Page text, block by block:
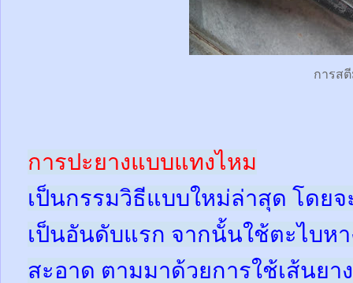
การส
การปะยางแบบแทงไหม
เป็นกรรมวิธีแบบใหม่ล่าสุด โดย
เป็นอันดับแรก จากนั้นใช้ตะไบห
สะอาด ตามมาด้วยการใช้เส้นยา